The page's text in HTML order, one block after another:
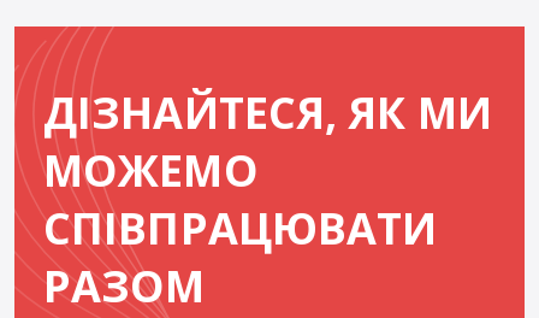
ДІЗНАЙТЕСЯ, ЯК МИ
МОЖЕМО
СПІВПРАЦЮВАТИ
РАЗОМ